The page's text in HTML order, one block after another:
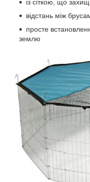
із сіткою, що
відстань між
просте
землю